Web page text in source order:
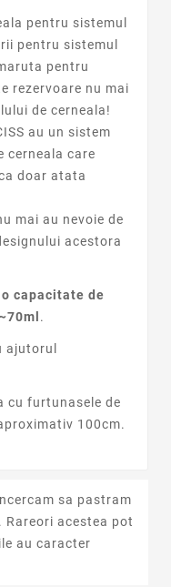
pentru sistemul
pentru sistemul
pentru
rezervoare nu mai
de cerneala!
au un sistem
cerneala care
doar atata
mai au nevoie de
acestora
capacitate de
.
ajutorul
cu furtunasele de
100cm.
sa pastram
acestea pot
au caracter